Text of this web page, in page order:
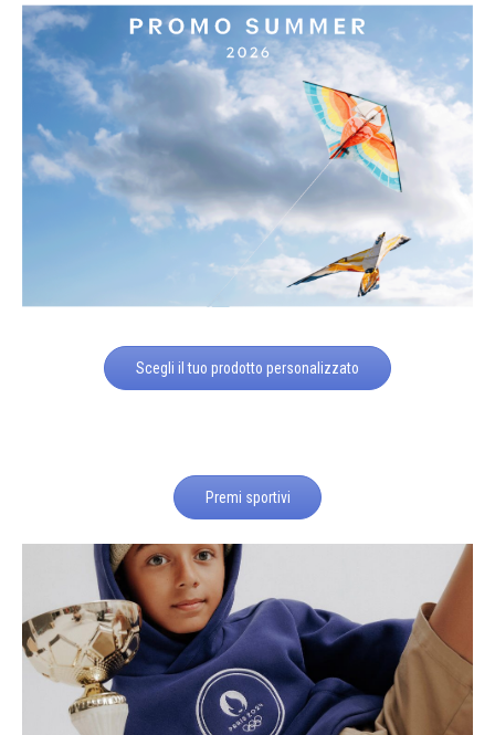
Scegli il tuo prodotto personalizzato
Premi sportivi